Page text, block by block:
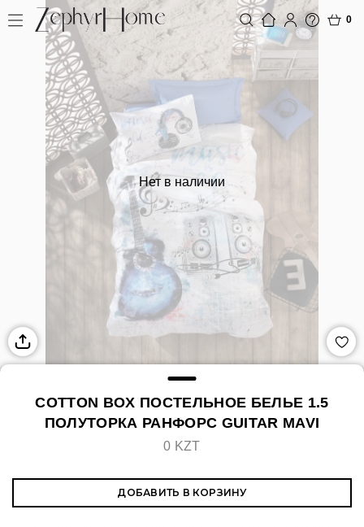
0
Нет в наличии
COTTON BOX ПОСТЕЛЬНОЕ БЕЛЬЕ 1.5
ПОЛУТОРКА РАНФОРС GUITAR MAVI
0 KZT
ДОБАВИТЬ В КОРЗИНУ